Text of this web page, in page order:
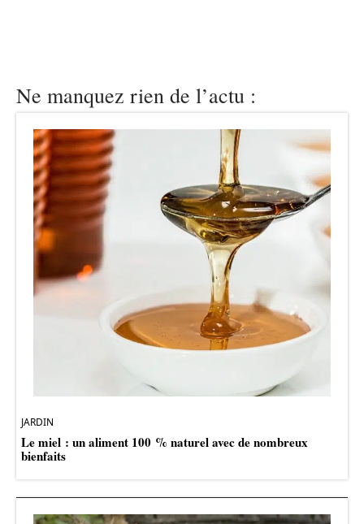
Ne manquez rien de l’actu :
JARDIN
Le miel : un aliment 100 % naturel avec de nombreux
bienfaits